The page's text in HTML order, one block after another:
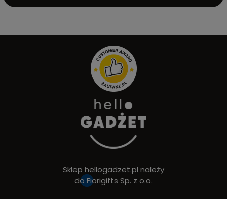
Sklep hellogadzet.pl należy
do Fiorigifts Sp. z o.o.